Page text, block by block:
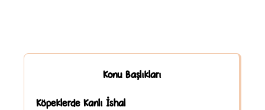
Konu Başlıkları
Köpeklerde Kanlı İshal